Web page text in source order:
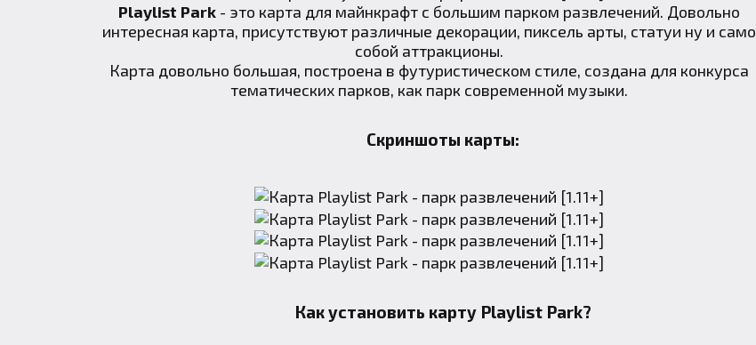
Playlist Park- это карта для майнкрафт с большим парком развлечений. Довольно
интересная карта, присутствуют различные декорации, пиксель арты, статуи ну и само
собой аттракционы.
Карта довольно большая, построена в футуристическом стиле, создана для конкурса
тематических парков, как парк современной музыки.
Скриншоты карты:
Как установить карту Playlist Park?